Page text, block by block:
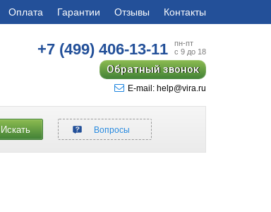
Оплата Гарантии Отзывы Контакты
+7 (499)406-13-11
пн-пт
с 9 до 18
Обратный звонок
E-mail: help@vira.ru
Искать Вопросы